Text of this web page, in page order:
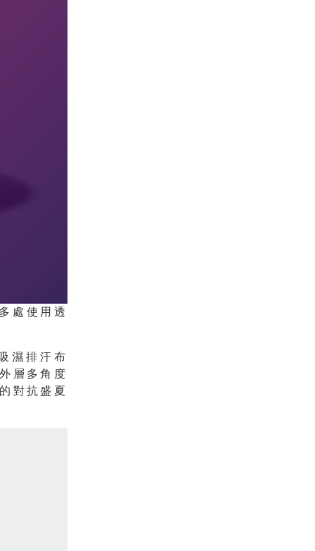
處使用透
濕排汗布
層多角度
對抗盛夏